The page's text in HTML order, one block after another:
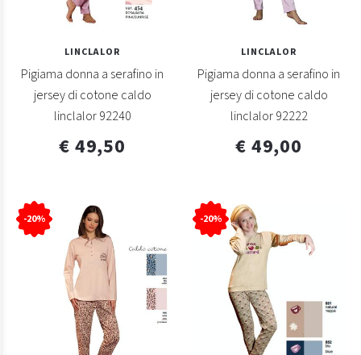
LINCLALOR
Pigiama donna a serafino in
jersey di cotone caldo
linclalor 92240
€ 49,50
LINCLALOR
Pigiama donna a serafino in
jersey di cotone caldo
linclalor 92222
€ 49,00
-20% -20%